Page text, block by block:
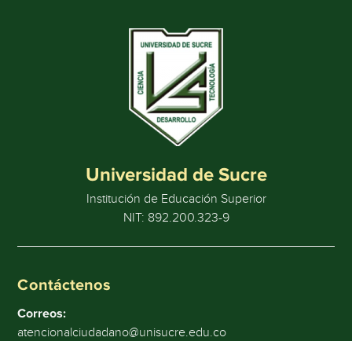
Universidad de Sucre
Institución de Educación Superior
NIT: 892.200.323-9
Contáctenos
Correos:
atencionalciudadano@unisucre.edu.co